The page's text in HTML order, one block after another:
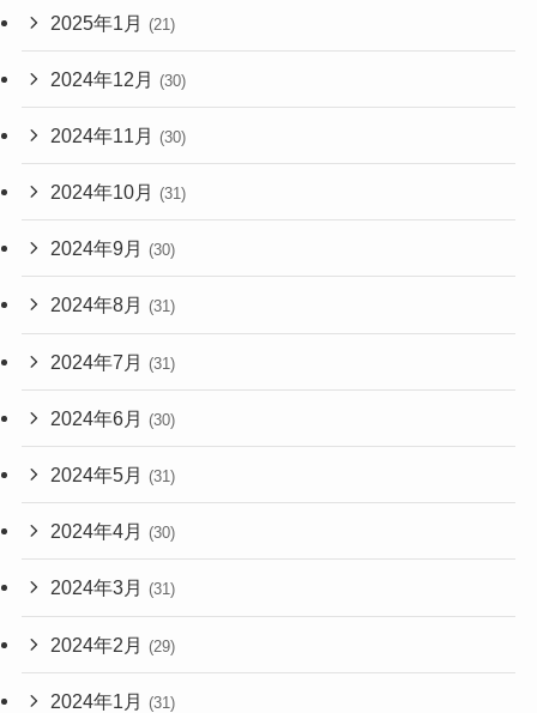
2025年1月 (21)
2024年12月 (30)
2024年11月 (30)
2024年10月 (31)
2024年9月 (30)
2024年8月 (31)
2024年7月 (31)
2024年6月 (30)
2024年5月 (31)
2024年4月 (30)
2024年3月 (31)
2024年2月 (29)
2024年1月 (31)